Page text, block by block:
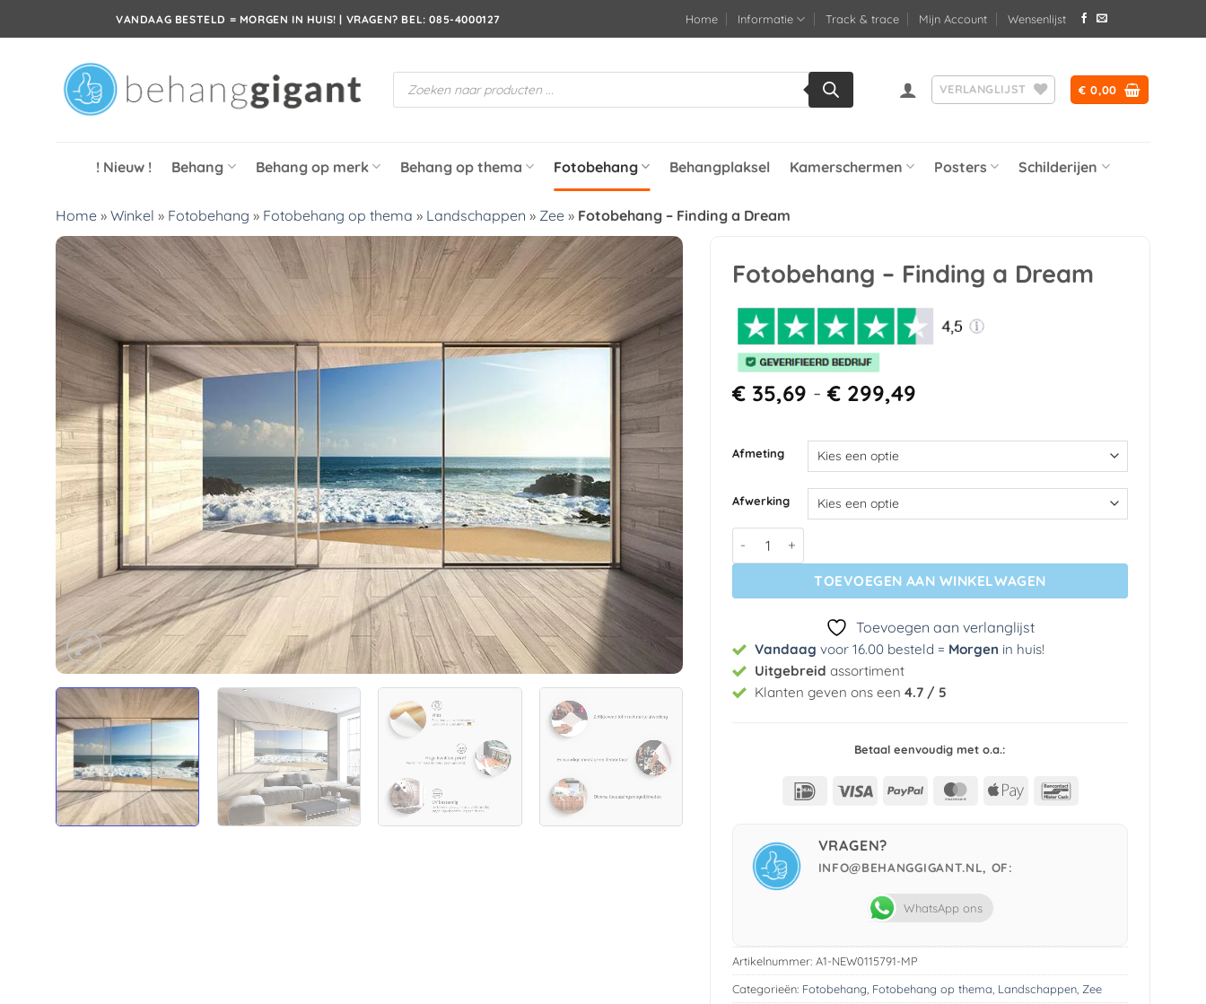
VANDAAG BESTELD = MORGEN IN HUIS! | VRAGEN? BEL: 085-4000127 Home Informatie Track & trace Mijn Account Wensenlijst
Producten
zoeken
VERLANGLIJST € 0,00
! Nieuw ! Behang Behang op merk Behang op thema Fotobehang Behangplaksel Kamerschermen Posters Schilderijen
Home » Winkel » Fotobehang » Fotobehang op thema » Landschappen » Zee » Fotobehang – Finding a Dream
Toevoegen
aan
verlanglijst
Fotobehang – Finding a Dream
€35,69 - €299,49Prijsklasse:
tot
Afmeting
Afwerking
TOEVOEGEN AAN WINKELWAGEN
Toevoegen aan verlanglijst
Vandaag voor 16.00 besteld = Morgen in huis!
Uitgebreid assortiment
Klanten geven ons een 4.7 / 5
Betaal eenvoudig met o.a.:
IDeal Visa PayPal MasterCard
Apple
VRAGEN?
INFO@BEHANGGIGANT.NL, OF:
WhatsApp ons
Artikelnummer: A1-NEW0115791-MP
Categorieën: Fotobehang Fotobehang op thema Landschappen, Zee